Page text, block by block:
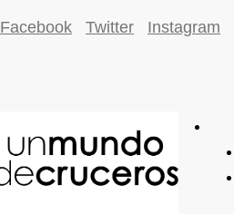
Facebook Twitter Instagram